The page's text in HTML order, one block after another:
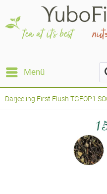
Menü
Darjeeling First Flush TGFOP1